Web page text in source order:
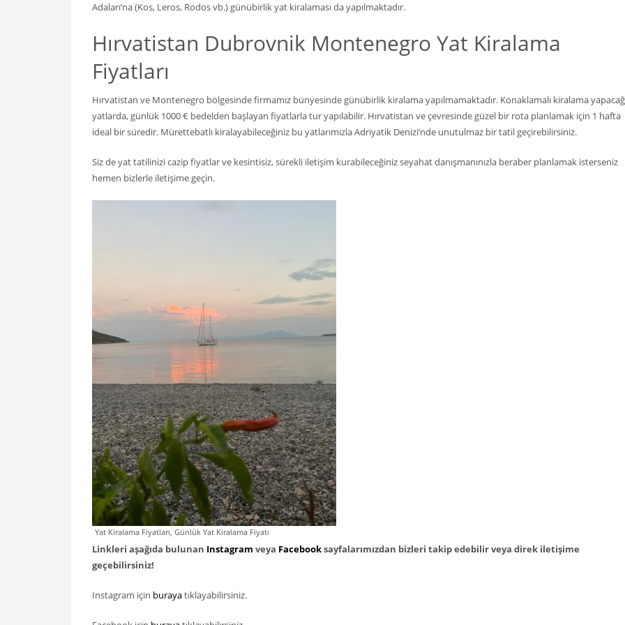
Adaları’na (Kos, Leros, Rodos vb.) günübirlik yat kiralaması da yapılmaktadır.
Hırvatistan Dubrovnik Montenegro Yat Kiralama
Fiyatları
Hırvatistan ve Montenegro bölgesinde firmamız bünyesinde günübirlik kiralama yapılmamaktadır. Konaklamalı kiralama
yatlarda, günlük 1000 € bedelden başlayan fiyatlarla tur yapılabilir. Hırvatistan ve çevresinde güzel bir rota planlamak için 1 hafta
ideal bir süredir. Mürettebatlı kiralayabileceğiniz bu yatlarımızla Adriyatik Denizi’nde unutulmaz bir tatil geçirebilirsiniz.
Siz de yat tatilinizi cazip fiyatlar ve kesintisiz, sürekli iletişim kurabileceğiniz seyahat danışmanınızla beraber planlamak isterseniz
hemen bizlerle iletişime geçin.
Yat Kiralama Fiyatları, Günlük Yat Kiralama Fiyatı
Linkleri aşağıda bulunan Instagram veya Facebooksayfalarımızdan bizleri takip edebilir veya direk iletişime
geçebilirsiniz!
Instagram için burayatıklayabilirsiniz.